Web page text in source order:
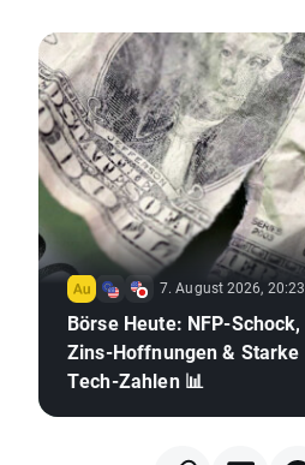
7. August 2026, 20:23
Börse Heute: NFP-Schock,
Zins-Hoffnungen & Starke
Tech-Zahlen 📊